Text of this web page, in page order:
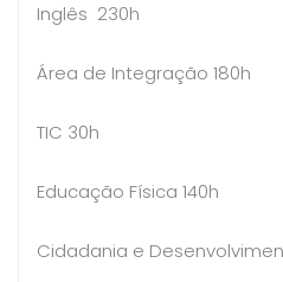
Inglês 230h
Área de Integração 180h
TIC 30h
Educação Física 140h
Cidadania e